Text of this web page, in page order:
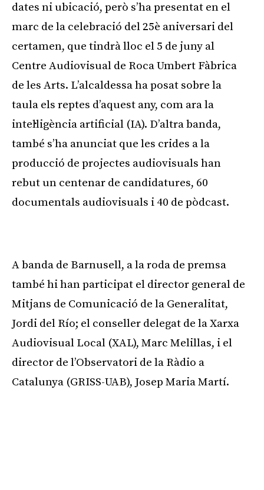
dates ni ubicació, però s’ha presentat en el
marc de la celebració del 25è aniversari del
certamen, que tindrà lloc el 5 de juny al
Centre Audiovisual de Roca Umbert Fàbrica
de les Arts. L’alcaldessa ha posat sobre la
taula els reptes d’aquest any, com ara la
intel·ligència artificial (IA). D’altra banda,
també s’ha anunciat que les crides a la
producció de projectes audiovisuals han
rebut un centenar de candidatures, 60
documentals audiovisuals i 40 de pòdcast.
A banda de Barnusell, a la roda de premsa
també hi han participat el director general de
Mitjans de Comunicació de la Generalitat,
Jordi del Río; el conseller delegat de la Xarxa
Audiovisual Local (XAL), Marc Melillas, i el
director de l’Observatori de la Ràdio a
Catalunya (GRISS-UAB), Josep Maria Martí.